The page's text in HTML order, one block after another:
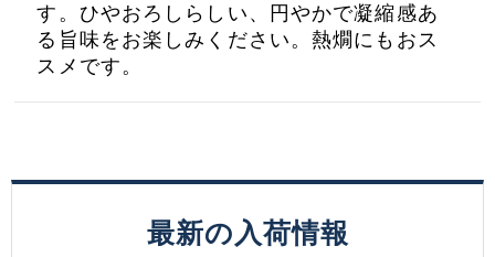
す。ひやおろしらしい、円やかで凝縮感あ
る旨味をお楽しみください。熱燗にもおス
スメです。
最新の入荷情報